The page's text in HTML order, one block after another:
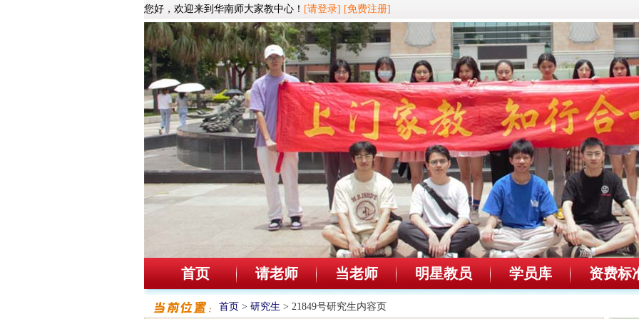
您好，欢迎来到华南师大家教中心！ [请登录] [免费注册]
首页 请老师 当老师 明星教员 学员库 资费标
首页 > 研究生 > 21849号研究生内容页